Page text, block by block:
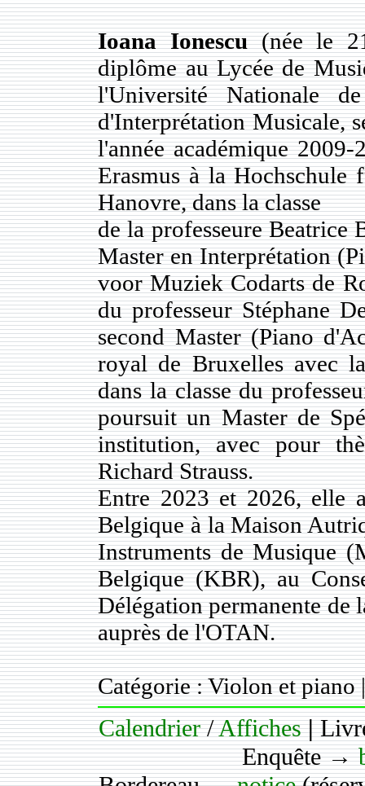
Ioana Ionescu(née le
diplôme au Lycée de
l'Université Nationale
d'Interprétation Musicale,
l'année académique
Erasmus à la
Hanovre, dans la classe
de la professeure Beatrice
Master en Interprétation
voor Muziek Codarts de
du professeur Stéphane
second Master (Piano
royal de Bruxelles avec
dans la classe du
poursuit un Master de
institution, avec pour
Richard Strauss.
Entre 2023 et 2026, elle
Belgique à la Maison
Instruments de Musique
Belgique (KBR), au
Délégation permanente de
auprès de l'OTAN.
Catégorie : Violon et piano
Calendrier/Affiches |
Enquête →